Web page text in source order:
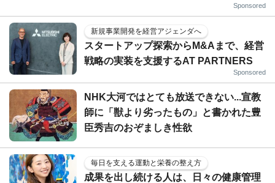
Sponsored
新規事業開発を経営アジェンダへ
スタートアップ探索からM&Aまで、経営
戦略の実装を支援するAT PARTNERS
Sponsored
NHK大河ではとても放送できない...宣教
師に「獣より劣ったもの」と書かれた豊
臣秀吉のおぞましき性欲
毎日を支える運動と栄養の整え方
成果を出し続ける人は、日々の健康管理